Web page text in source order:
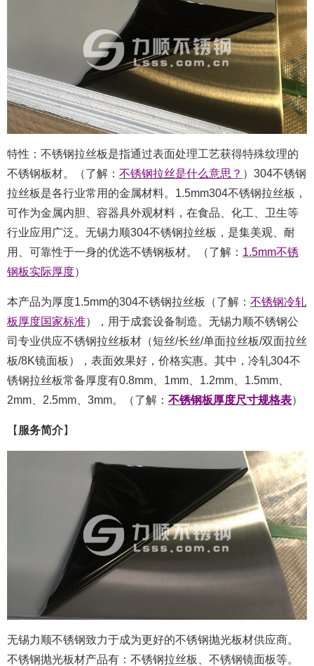
特性：不锈钢拉丝板是指通过表面处理工艺获得特殊纹理的
不锈钢板材。（了解： 不锈钢拉丝是什么意思？ ）304不锈钢
拉丝板是各行业常用的金属材料。1.5mm304不锈钢拉丝板，
可作为金属内胆、容器具外观材料，在食品、化工、卫生等
行业应用广泛。无锡力顺304不锈钢拉丝板，是集美观、耐
用、可靠性于一身的优选不锈钢板材。（了解： 1.5mm不锈
钢板实际厚度）
本产品为厚度1.5mm的304不锈钢拉丝板（了解： 不锈钢冷轧
板厚度国家标准），用于成套设备制造。无锡力顺不锈钢公
司专业供应不锈钢拉丝板材（短丝/长丝/单面拉丝板/双面拉丝
板/8K镜面板），表面效果好，价格实惠。其中，冷轧304不
锈钢拉丝板常备厚度有0.8mm、1mm、1.2mm、1.5mm、
2mm、2.5mm、3mm。（了解： 不锈钢板厚度尺寸规格表）
【 服务简介】
无锡力顺不锈钢致力于成为更好的不锈钢抛光板材供应商。
不锈钢抛光板材产品有：不锈钢拉丝板、不锈钢镜面板等。